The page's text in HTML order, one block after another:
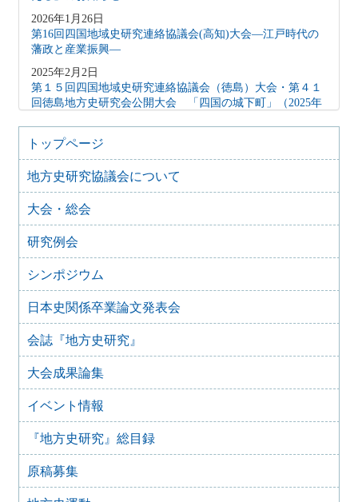
2026年1月26日
第16回四国地域史研究連絡協議会(高知)大会―江戸時代の
藩政と産業振興―
2025年2月2日
第１５回四国地域史研究連絡協議会（徳島）大会・第４１
回徳島地方史研究会公開大会 「四国の城下町」（2025年
2024年10月27日
地方史研究協議会歴史教育シンポジウム 地方史研究と歴
史教育
2024年8月9日
歴史シンポジウム 水無瀬離宮の黎明と終焉～水無瀬とい
う場を考える
2024年4月16日
四国地域史研究連絡協議会香川大会＋香川歴史学会70周年
記念大会 古代四国における都鄙間・地域間交流（2023年
7月29日）
2023年2月25日
【オンライン】群馬歴史資料継承ネットワーク（ぐんま史
料ネット） 群馬県立女子大学群馬学センター ぐんま地域
文化遺産フォーラム 2022開催のお知らせ
2022年8月28日
第 17 回シンポジウム 歴史教科書・いままでとこれから
開催のお知らせ
2022年6月9日
トップページ
地方史研究協議会について
大会・総会
研究例会
シンポジウム
日本史関係卒業論文発表会
会誌『地方史研究』
大会成果論集
イベント情報
『地方史研究』総目録
原稿募集